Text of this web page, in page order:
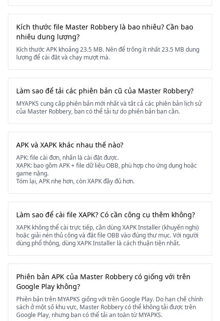
Kích thước file Master Robbery là bao nhiêu? Cần bao
nhiêu dung lượng?
Kích thước APK khoảng 23.5 MB. Nên để trống ít nhất 23.5 MB dung
lượng để cài đặt và chạy mượt mà.
Làm sao để tải các phiên bản cũ của Master Robbery?
MYAPKS cung cấp phiên bản mới nhất và tất cả các phiên bản lịch sử
của Master Robbery, bạn có thể tải tự do phiên bản bạn cần.
APK và XAPK khác nhau thế nào?
APK: file cài đơn, nhấn là cài đặt được.
XAPK: bao gồm APK + file dữ liệu OBB, phù hợp cho ứng dụng hoặc
game nặng.
Tóm lại, APK nhẹ hơn, còn XAPK đầy đủ hơn.
Làm sao để cài file XAPK? Có cần công cụ thêm không?
XAPK không thể cài trực tiếp, cần dùng XAPK Installer (khuyến nghị)
hoặc giải nén thủ công và đặt file OBB vào đúng thư mục. Với người
dùng phổ thông, dùng XAPK Installer là cách thuận tiện nhất.
Phiên bản APK của Master Robbery có giống với trên
Google Play không?
Phiên bản trên MYAPKS giống với trên Google Play. Do hạn chế chính
sách ở một số khu vực, Master Robbery có thể không tải được trên
Google Play, nhưng bạn có thể tải an toàn từ MYAPKS.